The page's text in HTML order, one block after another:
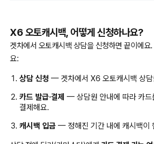
X6 오토캐시백, 어떻게 신청하나요?
겟차에서 오토캐시백 상담을 신청하면 끝이에요
요:
상담 신청 — 겟차에서 X6 오토캐시백 상담
카드 발급·결제 — 상담원 안내에 따라 카드
결제해요.
캐시백 입금 — 정해진 기간 내에 캐시백이